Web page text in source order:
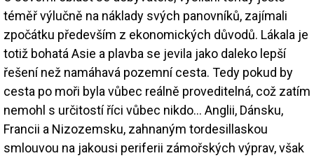
téměř výlučně na náklady svých panovníků, zajímali
zpočátku především z ekonomických důvodů. Lákala je
totiž bohatá Asie a plavba se jevila jako daleko lepší
řešení než namáhavá pozemní cesta. Tedy pokud by
cesta po moři byla vůbec reálně proveditelná, což zatím
nemohl s určitostí říci vůbec nikdo… Anglii, Dánsku,
Francii a Nizozemsku, zahnaným tordesillaskou
smlouvou na jakousi periferii zámořských výprav, však